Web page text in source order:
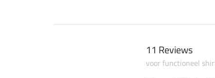
11 Reviews
voor functioneel